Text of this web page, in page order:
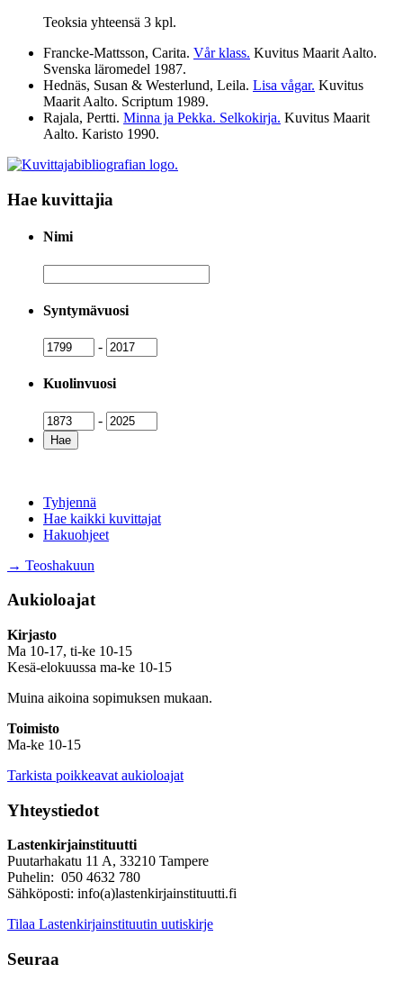
Teoksia yhteensä 3 kpl.
Francke-Mattsson, Carita. Vår klass. Kuvitus Maarit Aalto.
Svenska läromedel 1987.
Hednäs, Susan & Westerlund, Leila. Lisa vågar. Kuvitus
Maarit Aalto. Scriptum 1989.
Rajala, Pertti. Minna ja Pekka. Selkokirja. Kuvitus Maarit
Aalto. Karisto 1990.
Hae kuvittajia
Nimi
Syntymävuosi
Syntymävuosi
- Syntymävuosi
Kuolinvuosi
Kuolinvuosi
- Kuolinvuosi
Tyhjennä
Hae kaikki kuvittajat
Hakuohjeet
→ Teoshakuun
Aukioloajat
Kirjasto
Ma 10-17, ti-ke 10-15
Kesä-elokuussa ma-ke 10-15
Muina aikoina sopimuksen mukaan.
Toimisto
Ma-ke 10-15
Tarkista poikkeavat aukioloajat
Yhteystiedot
Lastenkirjainstituutti
Puutarhakatu 11 A, 33210 Tampere
Puhelin: 050 4632 780
Sähköposti: info(a)lastenkirjainstituutti.fi
Tilaa Lastenkirjainstituutin uutiskirje
Seuraa